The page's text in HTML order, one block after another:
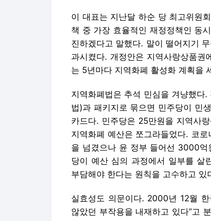
이 대표는 지난달 하순 당 최고위원
책 중 가장 효율적인 재정정책인 동
진하겠다고 말했다. 말이 떨어지기
과시켰다. 개정안은 지역사랑상품
는 5년마다 지역화폐 활성화 계획을
지역화폐법은 추석 민심을 겨냥했다
법)과 패키지로 묶으면 민주당이 민
카드다. 민주당은 25만원을 지역사
지역화폐 예산은 쪼그라들었다. 코
을 넘겼으나 윤 정부 들어선 3000
당이 예산 심의 과정에서 일부를 살
부담해야 한다는 원칙을 고수하고 있
실효성도 의문이다. 2000년 12월 한
않았던 부작용을 내재하고 있다”고